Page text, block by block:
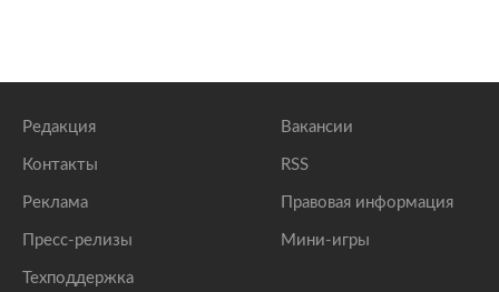
Редакция
Контакты
Реклама
Пресс-релизы
Техподдержка
Вакансии
RSS
Правовая информация
Мини-игры